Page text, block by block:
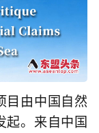
目由中国自然
起。来自中国